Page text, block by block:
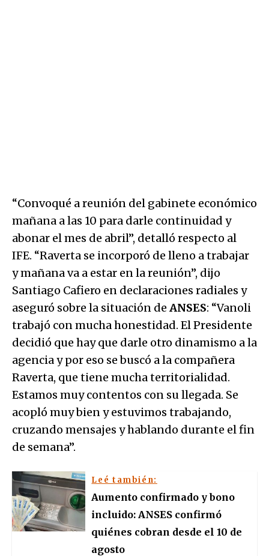
“Convoqué a reunión del gabinete económico
mañana a las 10 para darle continuidad y
abonar el mes de abril”, detalló respecto al
IFE. “Raverta se incorporó de lleno a trabajar
y mañana va a estar en la reunión”, dijo
Santiago Cafiero en declaraciones radiales y
aseguró sobre la situación de ANSES: “Vanoli
trabajó con mucha honestidad. El Presidente
decidió que hay que darle otro dinamismo a la
agencia y por eso se buscó a la compañera
Raverta, que tiene mucha territorialidad.
Estamos muy contentos con su llegada. Se
acopló muy bien y estuvimos trabajando,
cruzando mensajes y hablando durante el fin
de semana”.
Leé también:
Aumento confirmado y bono
incluido: ANSES confirmó
quiénes cobran desde el 10 de
agosto